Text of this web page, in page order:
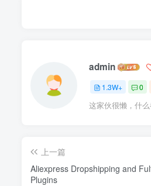
admin
1.3W+ 0
这家伙很懒，什
上一篇
Aliexpress Dropshipping and
Plugins